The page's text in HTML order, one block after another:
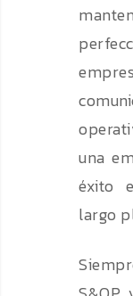
una
éxito
largo